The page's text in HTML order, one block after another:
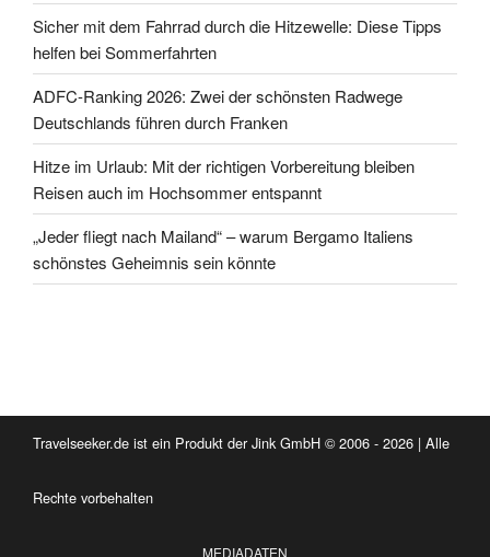
Sicher mit dem Fahrrad durch die Hitzewelle: Diese Tipps
helfen bei Sommerfahrten
ADFC-Ranking 2026: Zwei der schönsten Radwege
Deutschlands führen durch Franken
Hitze im Urlaub: Mit der richtigen Vorbereitung bleiben
Reisen auch im Hochsommer entspannt
„Jeder fliegt nach Mailand“ – warum Bergamo Italiens
schönstes Geheimnis sein könnte
Travelseeker.de ist ein Produkt der Jink GmbH © 2006 - 2026 | Alle
Rechte vorbehalten
MEDIADATEN